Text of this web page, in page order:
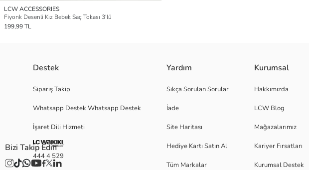
LCW ACCESSORIES
Fiyonk Desenli Kız Bebek Saç Tokası 3'lü
199,99 TL
Destek
Sipariş Takip
Whatsapp Destek Whatsapp Destek
İşaret Dili Hizmeti
444 4 529
Yardım
Sıkça Sorulan Sorular
İade
Site Haritası
Hediye Kartı Satın Al
Tüm Markalar
Kurumsal
Hakkımızda
LCW Blog
Mağazalarımız
Kariyer Fırsatları
Kurumsal Destek
Bizi Takip Edin